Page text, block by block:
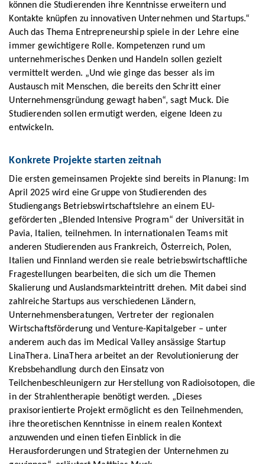
können die Studierenden ihre Kenntnisse erweitern und
Kontakte knüpfen zu innovativen Unternehmen und Startups.“
Auch das Thema Entrepreneurship spiele in der Lehre eine
immer gewichtigere Rolle. Kompetenzen rund um
unternehmerisches Denken und Handeln sollen gezielt
vermittelt werden. „Und wie ginge das besser als im
Austausch mit Menschen, die bereits den Schritt einer
Unternehmensgründung gewagt haben“, sagt Muck. Die
Studierenden sollen ermutigt werden, eigene Ideen zu
entwickeln.
Konkrete Projekte starten zeitnah
Die ersten gemeinsamen Projekte sind bereits in Planung: Im
April 2025 wird eine Gruppe von Studierenden des
Studiengangs Betriebswirtschaftslehre an einem EU-
geförderten „Blended Intensive Program“ der Universität in
Pavia, Italien, teilnehmen. In internationalen Teams mit
anderen Studierenden aus Frankreich, Österreich, Polen,
Italien und Finnland werden sie reale betriebswirtschaftliche
Fragestellungen bearbeiten, die sich um die Themen
Skalierung und Auslandsmarkteintritt drehen. Mit dabei sind
zahlreiche Startups aus verschiedenen Ländern,
Unternehmensberatungen, Vertreter der regionalen
Wirtschaftsförderung und Venture-Kapitalgeber – unter
anderem auch das im Medical Valley ansässige Startup
LinaThera. LinaThera arbeitet an der Revolutionierung der
Krebsbehandlung durch den Einsatz von
Teilchenbeschleunigern zur Herstellung von Radioisotopen, die
in der Strahlentherapie benötigt werden. „Dieses
praxisorientierte Projekt ermöglicht es den Teilnehmenden,
ihre theoretischen Kenntnisse in einem realen Kontext
anzuwenden und einen tiefen Einblick in die
Herausforderungen und Strategien der Unternehmen zu